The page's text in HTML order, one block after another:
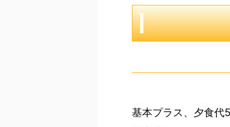
基本プラス、夕食代